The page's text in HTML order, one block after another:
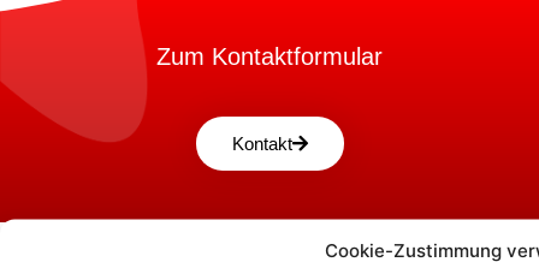
Cookie-Zustimmung
Zum Kontaktformular
Kontakt